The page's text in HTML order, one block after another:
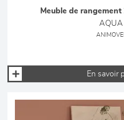
Meuble de
AQUA
En savoir